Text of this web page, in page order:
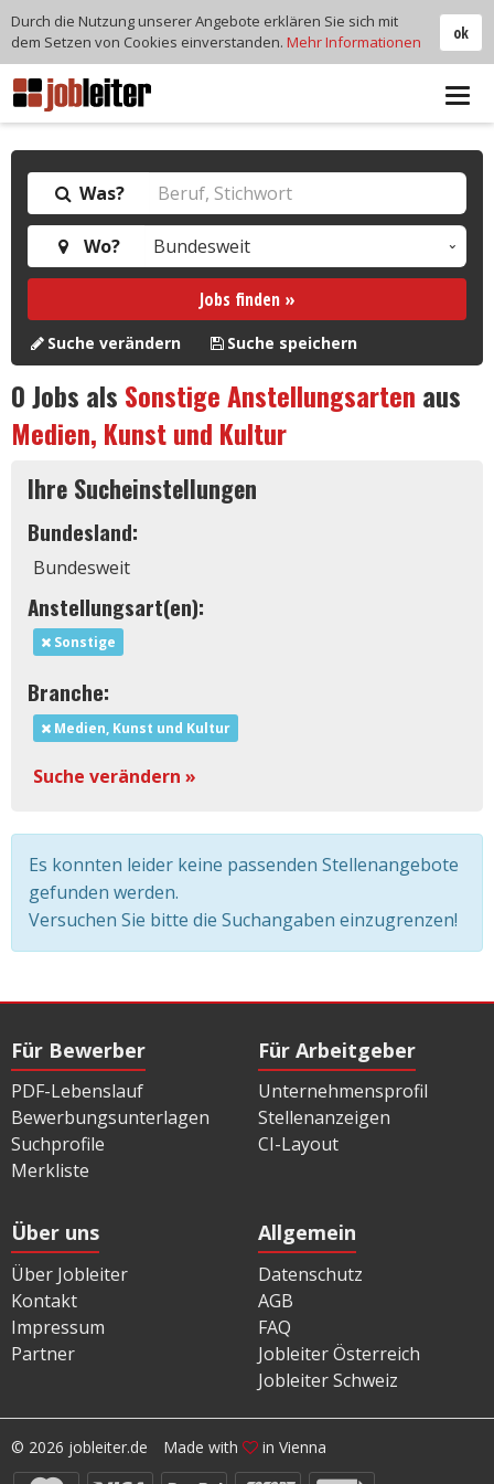
Was?
Wo?
Jobs finden »
Suche verändern Suche speichern
0Jobs als Sonstige Anstellungsarten aus
Medien, Kunst und Kultur
Ihre Sucheinstellungen
Bundesland:
Bundesweit
Anstellungsart(en):
Sonstige
Branche:
Medien, Kunst und Kultur
Suche verändern »
Es konnten leider keine passenden Stellenangebote
gefunden werden.
Versuchen Sie bitte die Suchangaben einzugrenzen!
Für Bewerber
PDF-Lebenslauf
Bewerbungsunterlagen
Suchprofile
Merkliste
Für Arbeitgeber
Unternehmensprofil
Stellenanzeigen
CI-Layout
Über uns
Über Jobleiter
Kontakt
Impressum
Partner
Allgemein
Datenschutz
AGB
FAQ
Jobleiter Österreich
Jobleiter Schweiz
© 2026 jobleiter.de Made with in Vienna
ok
Durch die Nutzung unserer Angebote erklären Sie sich mit
dem Setzen von Cookies einverstanden. Mehr Informationen